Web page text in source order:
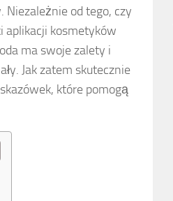
od tego, czy
aplikacji kosmetyków
ma swoje zalety i
Jak zatem skutecznie
które pomogą